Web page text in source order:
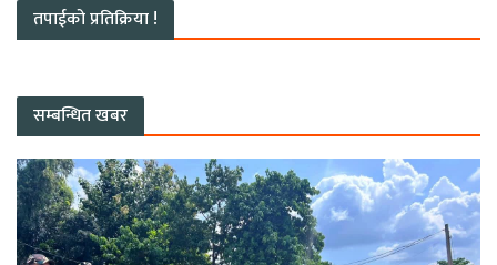
तपाईको प्रतिक्रिया !
सम्बन्धित खबर